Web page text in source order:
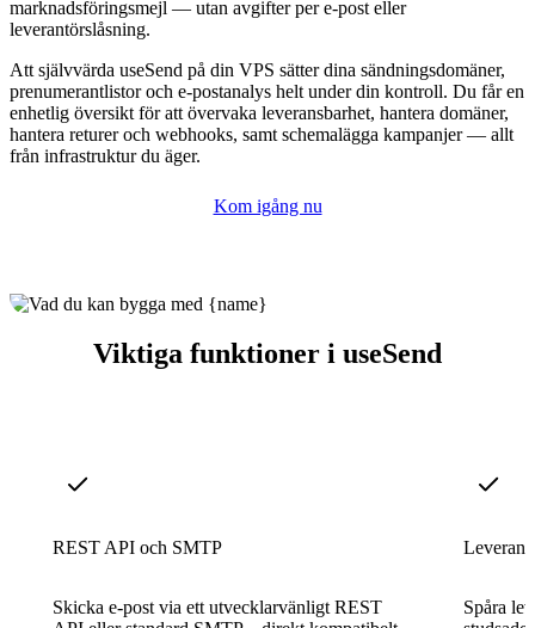
marknadsföringsmejl — utan avgifter per e-post eller
leverantörslåsning.
Att självvärda useSend på din VPS sätter dina sändningsdomäner,
prenumerantlistor och e-postanalys helt under din kontroll. Du får en
enhetlig översikt för att övervaka leveransbarhet, hantera domäner,
hantera returer och webhooks, samt schemalägga kampanjer — allt
från infrastruktur du äger.
Kom igång nu
Viktiga funktioner i useSend
REST API och SMTP
Skicka e-post via ett utvecklarvänligt REST
Spåra